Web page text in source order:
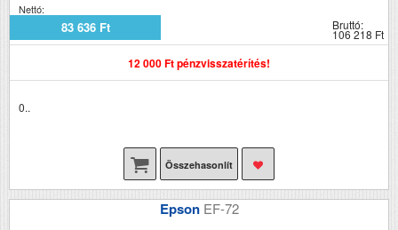
Nettó:
83 636 Ft Bruttó:
106 218 Ft
12 000 Ft pénzvisszatérítés!
0..
Összehasonlít
Epson EF-72